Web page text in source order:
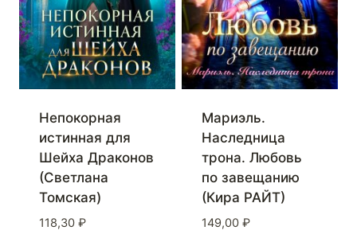
Непокорная
истинная для
Шейха Драконов
(Светлана
Томская)
118,30 ₽
Мариэль.
Наследница
трона. Любовь
по завещанию
(Кира РАЙТ)
149,00 ₽